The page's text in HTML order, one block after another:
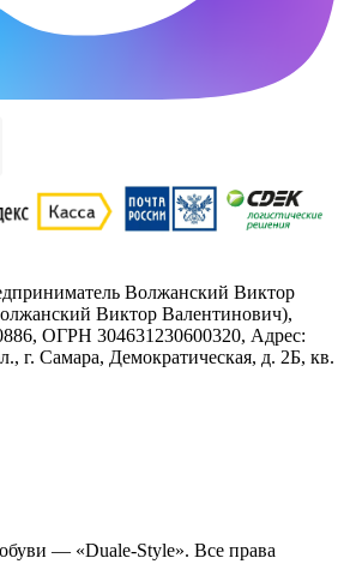
Волжанский Виктор
Виктор Валентинович),
ОГРН 304631230600320, Адрес:
г. Самара, Демократическая, д. 2Б, кв.
— «Duale-Style». Все права